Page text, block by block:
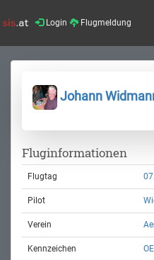
Login Flugmeldung
Johann
Fluginformationen
Flugtag
Pilot
Verein
Kennzeichen